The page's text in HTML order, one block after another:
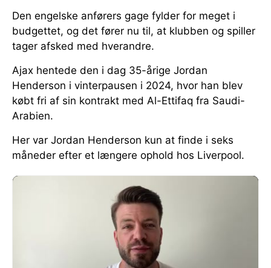
Den engelske anførers gage fylder for meget i
budgettet, og det fører nu til, at klubben og spiller
tager afsked med hverandre.
Ajax hentede den i dag 35-årige Jordan
Henderson i vinterpausen i 2024, hvor han blev
købt fri af sin kontrakt med Al-Ettifaq fra Saudi-
Arabien.
Her var Jordan Henderson kun at finde i seks
måneder efter et længere ophold hos Liverpool.